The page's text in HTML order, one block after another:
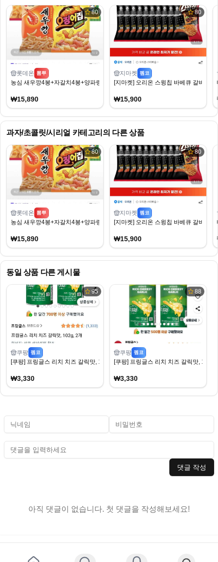
80
롯데온 뽐뿌
농심 새우깡4봉+자갈치4봉+양파링4봉+포테토칩4봉 (15,890원/무료)
₩15,890
80
지마켓 펨코
[지마켓] 오리온 스윙칩 바베큐 갈비라
₩15,900
과자/초콜릿/시리얼 카테고리의 다른 상품
80
롯데온 뽐뿌
농심 새우깡4봉+자갈치4봉+양파링4봉+포테토칩4봉 (15,890원/무료)
₩15,890
80
지마켓 펨코
[지마켓] 오리온 스윙칩 바베큐 갈비라
₩15,900
동일 상품 다른 게시물
95
쿠팡 펨코
[쿠팡] 프링글스 리치 치즈 갈릭맛, 102g, 2개 (와우3,330) (와우무배)
₩3,330
88
쿠팡 펨코
[쿠팡] 프링글스 리치 치즈 갈릭맛,
₩3,330
댓글 작성
아직 댓글이 없습니다. 첫 댓글을 작성해보세요!